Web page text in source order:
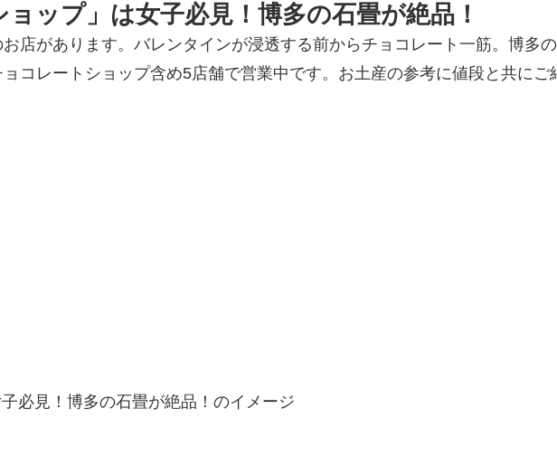
ップ」は女子必見！博多の石畳が絶品！
店があります。バレンタインが浸透する前からチョコレート一筋。博多
コレートショップ含め5店舗で営業中です。お土産の参考に値段と共にご